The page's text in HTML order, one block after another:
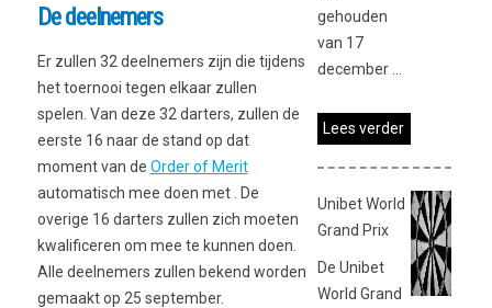
De deelnemers
Er zullen 32 deelnemers zijn die tijdens
het toernooi tegen elkaar zullen
spelen. Van deze 32 darters, zullen de
eerste 16 naar de stand op dat
moment van de Order of Merit
automatisch mee doen met . De
overige 16 darters zullen zich moeten
kwalificeren om mee te kunnen doen.
Alle deelnemers zullen bekend worden
gemaakt op 25 september.
gehouden
van 17
december ...
Lees verder
Unibet World
Grand Prix
De Unibet
World Grand